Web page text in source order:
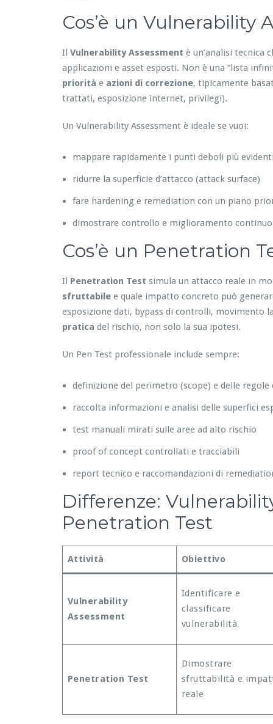
Cos’è un Vulnerability
Il Vulnerability Assessment è un’analisi tecnica
applicazioni e asset esposti. Non è una “lista
priorità e azioni di correzione, tipicamente
trattati, esposizione internet, privilegi).
Un Vulnerability Assessment è ideale se vuoi:
mappare rapidamente i punti deboli più
ridurre la superficie d’attacco (attack surface)
fare hardening e remediation con un piano
dimostrare controllo e miglioramento
Cos’è un Penetration
Il Penetration Test simula un attacco reale in
sfruttabile e quale impatto concreto può
esposizione dati, bypass di controlli, movimento
pratica del rischio, non solo la sua ipotesi.
Un Pen Test professionale include sempre:
definizione del perimetro (scope) e delle regole
raccolta informazioni e analisi delle superfici
test manuali mirati sulle aree ad alto rischio
proof of concept controllati e tracciabili
report tecnico e raccomandazioni di
Differenze:
Penetration Test
Attività Obiettivo
Vulnerability
Assessment
Identificare e
classificare
vulnerabilità
Penetration Test
Dimostrare
sfruttabilità e
reale